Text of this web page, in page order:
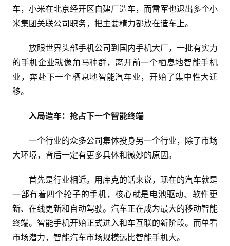
数
说
新
商
题
车，小米在北京经开区自建厂造车，而雷军也退出多个小
米集团关联公司职务，把主要精力都放在造车上。
放眼世界头部手机公司到国内手机大厂，一批有实力
的手机企业就像角马种群，离开前一个栖息地智能手机
业，奔赴下一个栖息地智能汽车业，开始了集中性大迁
移。
入局造车：抢占下一个智能终端
一个行业的众多公司集体投身另一个行业，除了市场
大环境，背后一定有更多具体和微妙的原因。
首先是行业相近。用库克的话来说，现在的汽车就是
一部有着四个轮子的手机，核心就是电池驱动、软件更
新、在线更新和自动驾驶。汽车正在成为最大的移动智能
终端。智能手机开始正式进入和车互联的新阶段。而单看
市场潜力，智能汽车市场规模远比智能手机大。